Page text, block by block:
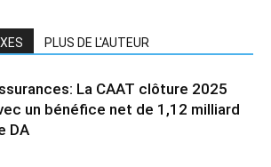
PLUS DE L'AUTEUR
La CAAT clôture 2025
un bénéfice net de 1,12 milliard
DA